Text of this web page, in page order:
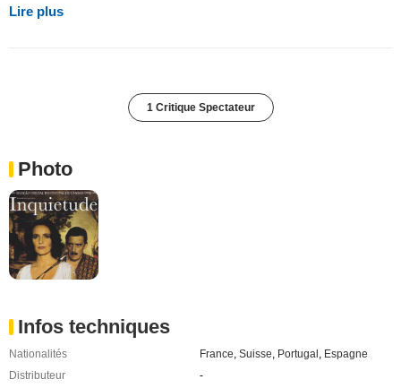
Lire plus
1 Critique Spectateur
Photo
Infos techniques
Nationalités France Suisse Portugal Espagne
Distributeur
-